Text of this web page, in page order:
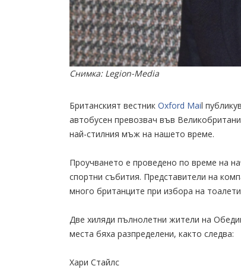
Снимка: Legion-Media
Британският вестник Oxford Mail
автобусен превозвач във
най-стилния мъж на нашето време.
Проучването е проведено по време на
спортни събития. Представители на
много британците при избора на
Две хиляди пълнолетни жители на
места бяха разпределени, както следва:
Хари Стайлс